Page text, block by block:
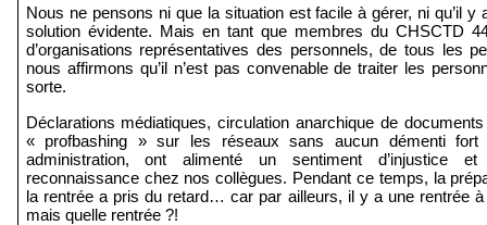
Nous ne pensons ni que la situation est facile à gérer, ni qu’il y
solution évidente. Mais en tant que membres du CHSCTD
d’organisations représentatives des personnels, de tous les
nous affirmons qu’il n’est pas convenable de traiter les
sorte.
Déclarations médiatiques, circulation anarchique de
« profbashing » sur les réseaux sans aucun démenti fort
administration, ont alimenté un sentiment d’injustice
reconnaissance chez nos collègues. Pendant ce temps, la
la rentrée a pris du retard… car par ailleurs, il y a une rentrée à
mais quelle rentrée ?!